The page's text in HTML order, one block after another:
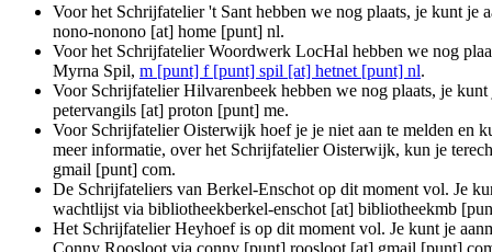
Voor het Schrijfatelier 't Sant hebben we nog plaats, je kunt je
nono-nonono [at] home [punt] nl.
Voor het Schrijfatelier Woordwerk LocHal hebben we nog
Myrna Spil, m [punt] f [punt] spil [at] hetnet [punt] nl.
Voor Schrijfatelier Hilvarenbeek hebben we nog plaats, je
petervangils [at] proton [punt] me.
Voor Schrijfatelier Oisterwijk hoef je je niet aan te melden en
meer informatie, over het Schrijfatelier Oisterwijk, kun je
gmail [punt] com.
De Schrijfateliers van Berkel-Enschot op dit moment vol. Je
wachtlijst via bibliotheekberkel-enschot [at] bibliotheekmb
Het Schrijfatelier Heyhoef is op dit moment vol. Je kunt je
Conny Roosloot via conny [punt] roosloot [at] gmail [punt]